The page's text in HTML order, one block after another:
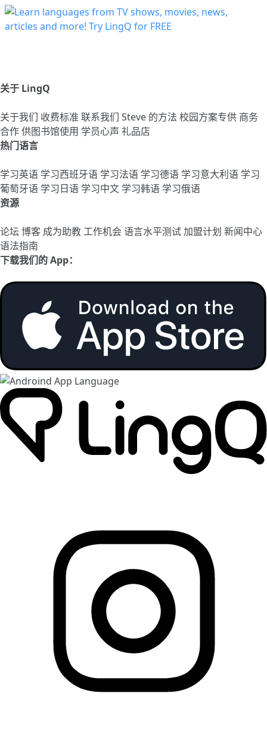
关于 LingQ
关于我们 收费标准 联系我们 Steve 的方法 校园方案专供 商务
合作供图书馆使用 学员心声 礼品店
热门语言
学习英语 学习西班牙语 学习法语 学习德语 学习意大利语 学习
葡萄牙语 学习日语 学习中文 学习韩语 学习俄语
资源
论坛 博客 成为助教工作机会语言水平测试加盟计划 新闻中心
语法指南
下载我们的 App：